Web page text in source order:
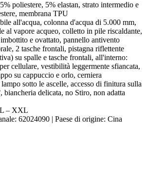
poliestere, 5% elastan, strato intermedio e
, membrana TPU
all'acqua, colonna d'acqua di 5.000 mm,
al vapore acqueo, colletto in pile riscaldante,
e ovattato, pannello antivento
2 tasche frontali, pistagna riflettente
su spalle e tasche frontali, all'interno:
cellulare, vestibilità leggermente sfiancata,
su cappuccio e orlo, cerniera
sotto le ascelle, accesso di finitura sulla
biancheria delicata, no Stiro, non adatta
– XXL
62024090 | Paese di origine: Cina